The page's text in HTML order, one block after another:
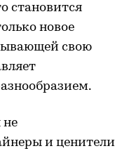
становится
новое
свою
не
и ценители